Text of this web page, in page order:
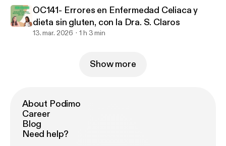
OC141- Errores en Enfermedad Celiaca y
dieta sin gluten, con la Dra. S. Claros
13. mar. 2026 1 h 3 min
Show more
About Podimo
Career
Blog
Need help?